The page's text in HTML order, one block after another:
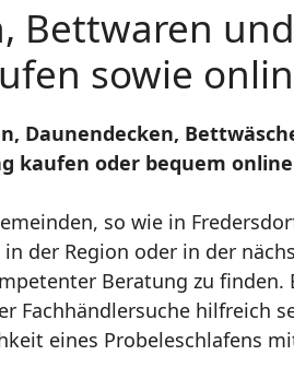
Bettwaren
sowie
Daunendecken,
kaufen oder bequem
so wie in
der Region oder in der
Beratung zu finden.
Fachhändlersuche hilfreich
eines Probeleschlafens